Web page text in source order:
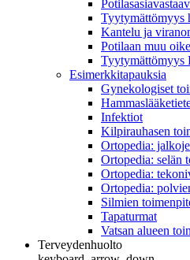
Tyytymättömyys
Kantelu ja
Potilaan muu
Tyytymättömyys
Esimerkkitapauksia
Gynekologiset
Infektiot
Kilpirauhasen
Ortopedia:
Ortopedia: selän
Ortopedia:
Ortopedia:
Silmien
Tapaturmat
Vatsan alueen
Terveydenhuolto